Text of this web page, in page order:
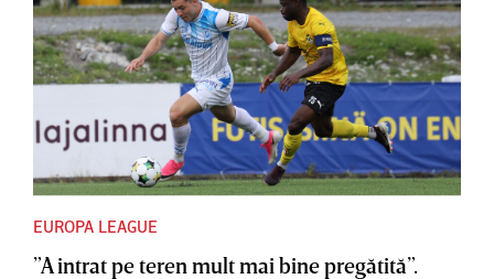
EUROPA LEAGUE
”A intrat pe teren mult mai bine pregătită”.